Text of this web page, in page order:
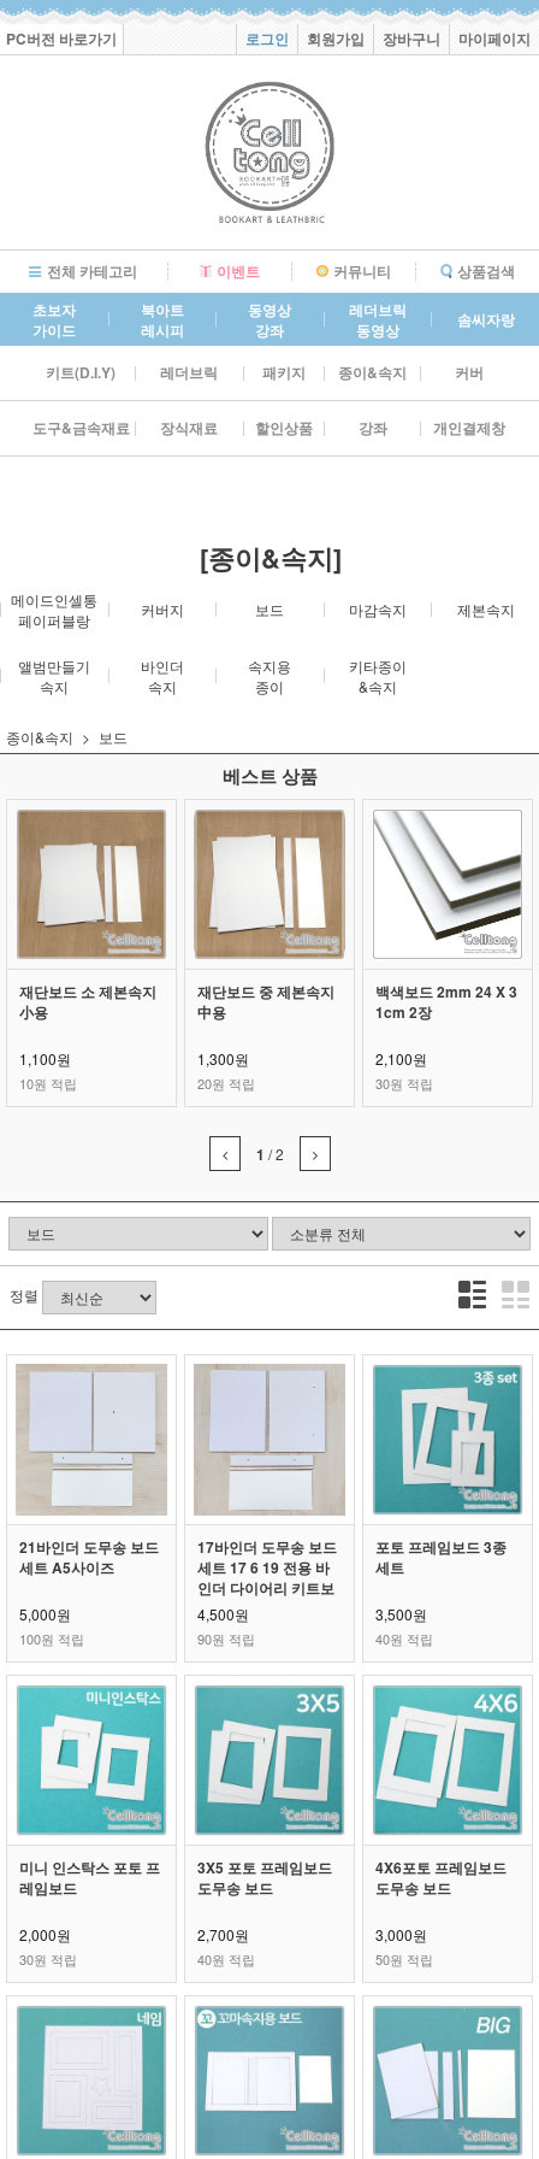
PC버전 바로가기 로그인 회원가입 장바구니 마이페이지
전체 카테고리 이벤트 커뮤니티
상품검색
초보자
가이드
북아트
레시피
동영상
강좌
레더브릭
동영상
솜씨자랑
키트(D.I.Y) 레더브릭 패키지 종이&속지 커버
도구&금속재료 장식재료 할인상품 강좌 개인결제창
[종이&속지]
메이드인셀통
페이퍼블랑
커버지 보드 마감속지 제본속지
앨범만들기
속지
바인더
속지
속지용
종이
키타종이
&속지
종이&속지 보드
베스트 상품
재단보드 소 제본속지
小용
1,100원
10원 적립
재단보드 중 제본속지
中용
1,300원
20원 적립
백색보드 2mm 24 X 3
1cm 2장
2,100원
30원 적립
1 /2
정렬
21바인더 도무송 보드
세트 A5사이즈
5,000원
100원 적립
17바인더 도무송 보드
세트 17 6 19 전용 바
인더 다이어리 키트보
드
4,500원
90원 적립
포토 프레임보드 3종
세트
3,500원
40원 적립
미니 인스탁스 포토 프
레임보드
2,000원
30원 적립
3X5 포토 프레임보드
도무송 보드
2,700원
40원 적립
4X6포토 프레임보드
도무송 보드
3,000원
50원 적립